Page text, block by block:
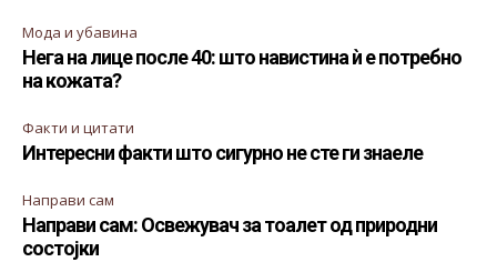
Мода и убавина
Нега на лице после 40: што навистина ѝ е потребно
на кожата?
Факти и цитати
Интересни факти што сигурно не сте ги знаеле
Направи сам
Направи сам: Освежувач за тоалет од природни
состојки